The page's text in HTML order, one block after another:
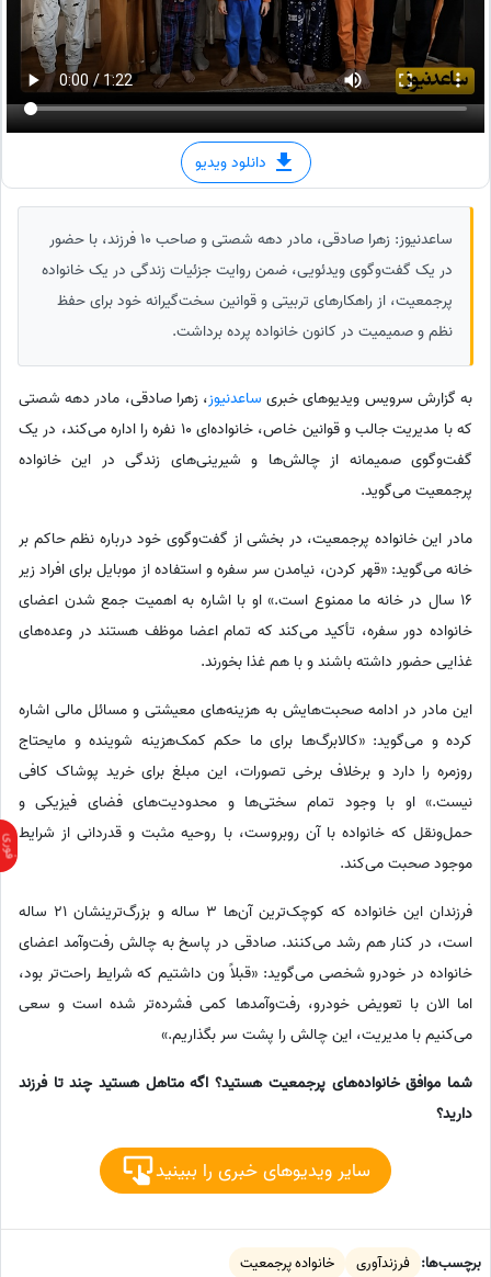
دانلود ویدیو
ساعدنیوز: زهرا صادقی، مادر دهه شصتی و صاحب 10 فرزند، با حضور
در یک گفت‌وگوی ویدئویی، ضمن روایت جزئیات زندگی در یک خانواده
پرجمعیت، از راهکارهای تربیتی و قوانین سخت‌گیرانه خود برای حفظ
نظم و صمیمیت در کانون خانواده پرده برداشت.
به گزارش سرویس ویدیوهای خبری ساعدنیوز، زهرا صادقی، مادر دهه شصتی
که با مدیریت جالب و قوانین خاص، خانواده‌ای 10 نفره را اداره می‌کند، در یک
گفت‌وگوی صمیمانه از چالش‌ها و شیرینی‌های زندگی در این خانواده
پرجمعیت می‌گوید.
مادر این خانواده پرجمعیت، در بخشی از گفت‌وگوی خود درباره نظم حاکم بر
خانه می‌گوید: «قهر کردن، نیامدن سر سفره و استفاده از موبایل برای افراد زیر
16 سال در خانه ما ممنوع است.» او با اشاره به اهمیت جمع شدن اعضای
خانواده دور سفره، تأکید می‌کند که تمام اعضا موظف هستند در وعده‌های
غذایی حضور داشته باشند و با هم غذا بخورند.
این مادر در ادامه صحبت‌هایش به هزینه‌های معیشتی و مسائل مالی اشاره
کرده و می‌گوید: «کالابرگ‌ها برای ما حکم کمک‌هزینه شوینده و مایحتاج
روزمره را دارد و برخلاف برخی تصورات، این مبلغ برای خرید پوشاک کافی
نیست.» او با وجود تمام سختی‌ها و محدودیت‌های فضای فیزیکی و
حمل‌ونقل که خانواده با آن روبروست، با روحیه مثبت و قدردانی از شرایط
موجود صحبت می‌کند.
فرزندان این خانواده که کوچک‌ترین آن‌ها 3 ساله و بزرگ‌ترینشان 21 ساله
است، در کنار هم رشد می‌کنند. صادقی در پاسخ به چالش رفت‌وآمد اعضای
خانواده در خودرو شخصی می‌گوید: «قبلاً ون داشتیم که شرایط راحت‌تر بود،
اما الان با تعویض خودرو، رفت‌وآمدها کمی فشرده‌تر شده است و سعی
می‌کنیم با مدیریت، این چالش را پشت سر بگذاریم.»
شما موافق خانواده‌های پرجمعیت هستید؟ اگه متاهل هستید چند تا فرزند
دارید؟
سایر ویدیوهای خبری را ببینید
برچسب‌ها: فرزندآوری
خانواده پرجمعیت